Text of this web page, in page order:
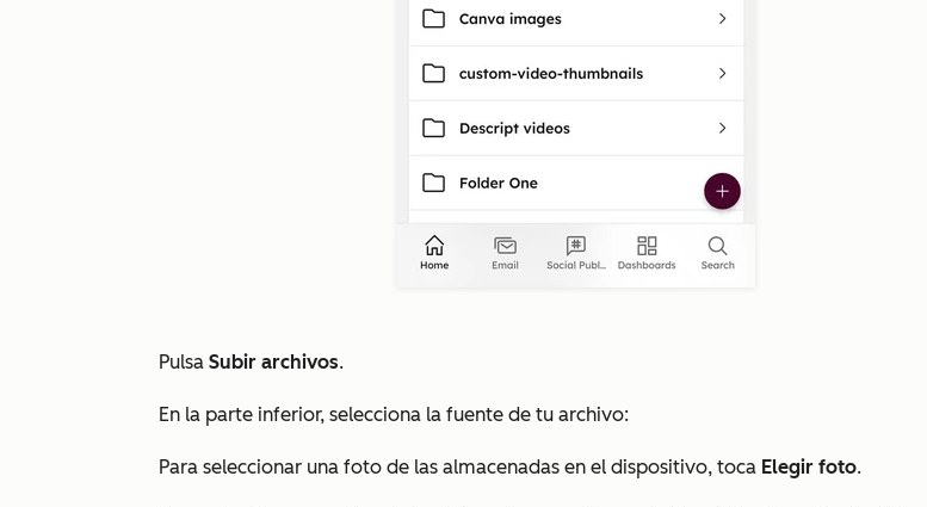
Pulsa Subir archivos.
En la parte inferior, selecciona la fuente de tu archivo:
Para seleccionar una foto de las almacenadas en el dispositivo, toca Elegir foto.